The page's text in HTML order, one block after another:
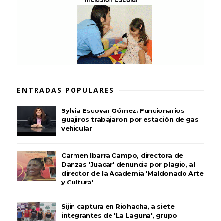
ENTRADAS POPULARES
Sylvia Escovar Gómez: Funcionarios
guajiros trabajaron por estación de gas
vehicular
Carmen Ibarra Campo, directora de
Danzas 'Juacar' denuncia por plagio, al
director de la Academia 'Maldonado Arte
y Cultura'
Sijin captura en Riohacha, a siete
integrantes de 'La Laguna', grupo